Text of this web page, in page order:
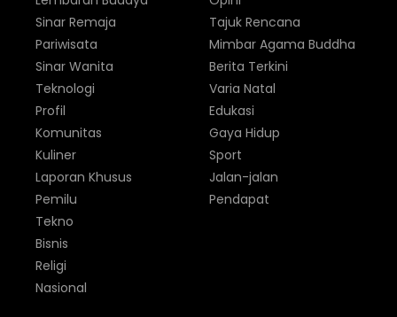
Sinar Remaja
Pariwisata
Sinar Wanita
Tajuk Rencana
Mimbar Agama Buddha
Berita Terkini
Teknologi
Profil
Komunitas
Kuliner
Laporan Khusus
Pemilu
Varia Natal
Edukasi
Gaya Hidup
Sport
Jalan-jalan
Pendapat
Tekno
Bisnis
Religi
Nasional